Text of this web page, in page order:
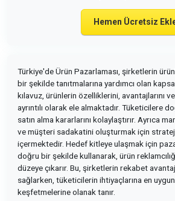
Hemen Ücretsiz
Türkiye'de Ürün Pazarlaması, şirketlerin
bir şekilde tanıtmalarına yardımcı olan
kılavuz, ürünlerin özelliklerini, avantajlarını ve
ayrıntılı olarak ele almaktadır. Tüketicilere
satın alma kararlarını kolaylaştırır. Ayrıca
ve müşteri sadakatini oluşturmak için
içermektedir. Hedef kitleye ulaşmak için
doğru bir şekilde kullanarak, ürün
düzeye çıkarır. Bu, şirketlerin rekabet
sağlarken, tüketicilerin ihtiyaçlarına en
keşfetmelerine olanak tanır.